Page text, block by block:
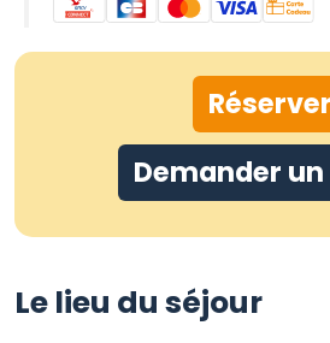
Réserver
Demander
Le lieu du séjour